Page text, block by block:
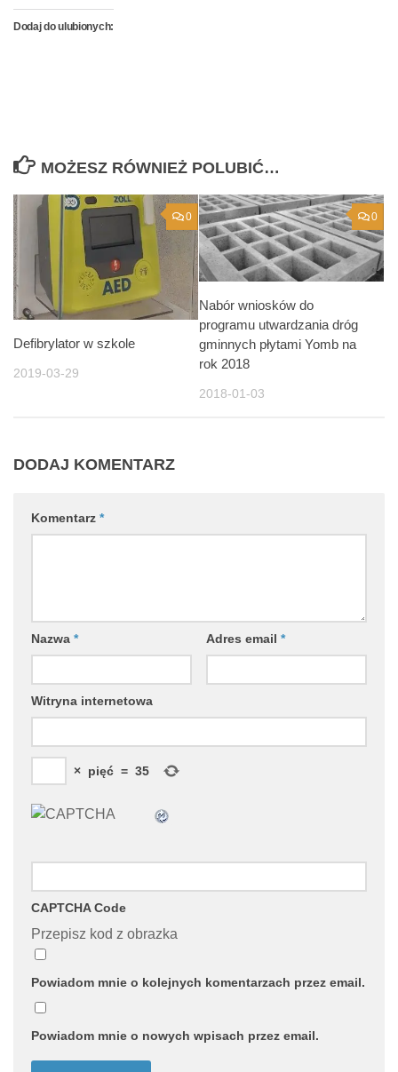
Dodaj do ulubionych:
MOŻESZ RÓWNIEŻ POLUBIĆ…
0
Defibrylator w szkole
2019-03-29
0
Nabór wniosków do
programu utwardzania dróg
gminnych płytami Yomb na
rok 2018
2018-01-03
DODAJ KOMENTARZ
Komentarz *
Nazwa * Adres email *
Witryna internetowa
× pięć = 35
CAPTCHA Code
Przepisz kod z obrazka
Powiadom mnie o kolejnych komentarzach przez email.
Powiadom mnie o nowych wpisach przez email.